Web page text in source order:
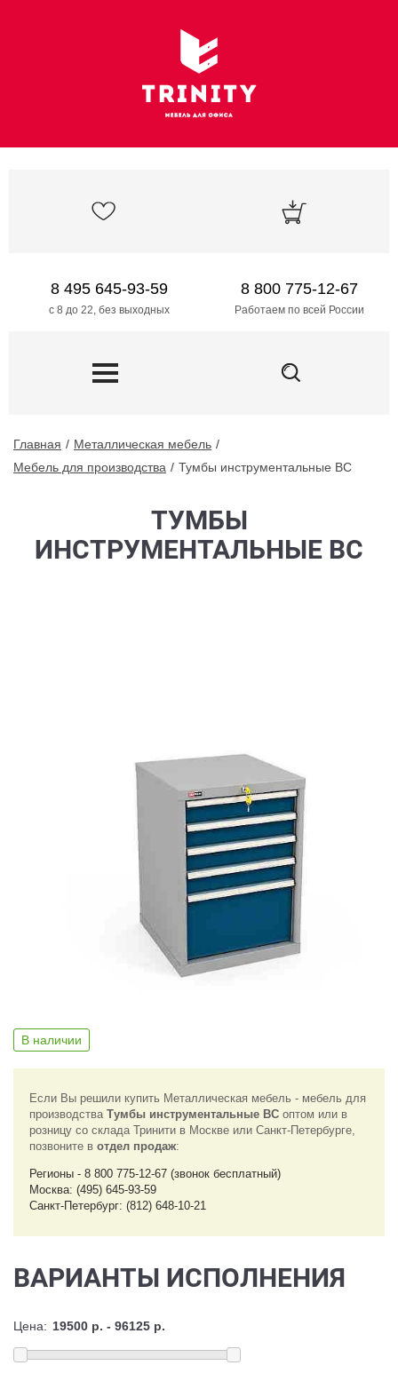
8 495 645-93-59
с 8 до 22, без выходных
8 800 775-12-67
Работаем по всей России
Главная
Металлическая мебель
Мебель для производства
Тумбы инструментальные ВС
ТУМБЫ
ИНСТРУМЕНТАЛЬНЫЕ ВС
В наличии
Если Вы решили купить Металлическая мебель - мебель для
производства Тумбы инструментальные ВС оптом или в
розницу со склада Тринити в Москве или Санкт-Петербурге,
позвоните в отдел продаж:
Регионы - 8 800 775-12-67 (звонок бесплатный)
Москва: (495) 645-93-59
Санкт-Петербург: (812) 648-10-21
ВАРИАНТЫ ИСПОЛНЕНИЯ
Цена: